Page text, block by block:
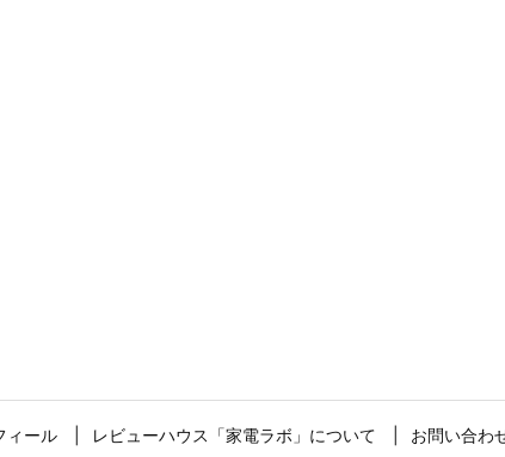
ィール レビューハウス「家電ラボ」について お問い合わ